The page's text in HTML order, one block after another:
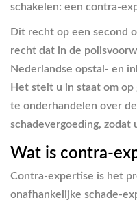
schakelen: een contra-
Dit recht op een second
recht dat in de
Nederlandse opstal- en
Het stelt u in staat om
te onderhandelen over
schadevergoeding,
Wat is contra-
Contra-expertise is het
onafhankelijke schade-